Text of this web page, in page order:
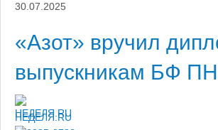
30.07.2025
«Азот» вручил
выпускникам БФ
НЕДЕЛЯ.RU